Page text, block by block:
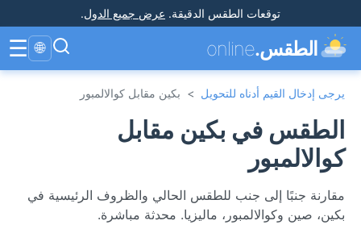
توقعات الطقس الدقيقة. عرض جميع الدول.
الطقس.online
🌐
☰
يرجى إدخال القيم أدناه للتحويل > بكين مقابل كوالالمبور
الطقس في بكين مقابل
كوالالمبور
مقارنة جنبًا إلى جنب للطقس الحالي والظروف الرئيسية في
بكين، صين وكوالالمبور، ماليزيا. محدثة مباشرة.